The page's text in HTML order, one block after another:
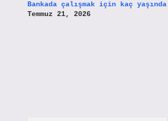
Bankada çalışmak için kaç
Temmuz 21, 2026